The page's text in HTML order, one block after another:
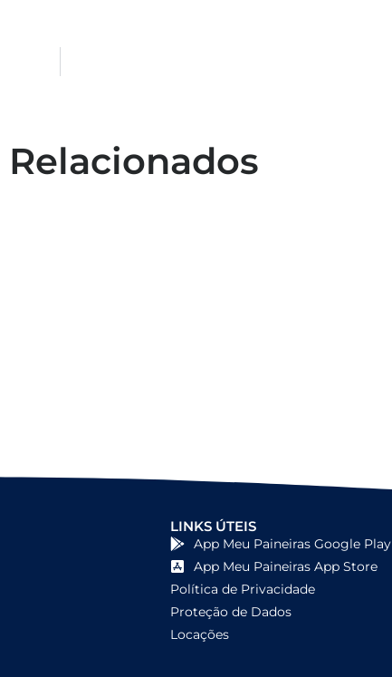
LINKS ÚTEIS
App Meu Paineiras Google Play
App Meu Paineiras App Store
Política de Privacidade
Proteção de Dados
Locações